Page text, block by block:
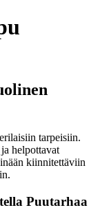
tarpeisiin.
helpottavat
kiinnitettäviin
Puutarhaa